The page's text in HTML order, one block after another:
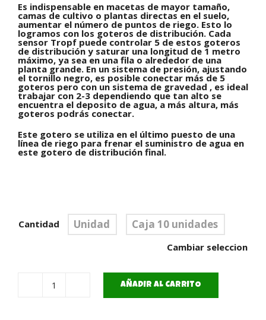
Precio
Normal
$3.790
.
hasta
$36.990
.
Es indispensable en macetas de mayor tamaño,
camas de cultivo o plantas directas en el suelo,
aumentar el número de puntos de riego. Esto lo
logramos con los goteros de distribución. Cada
sensor Tropf puede controlar 5 de estos goteros
de distribución y saturar una longitud de 1 metro
máximo, ya sea en una fila o alrededor de una
planta grande. En un sistema de presión, ajustando
el tornillo negro, es posible conectar más de 5
goteros pero con un sistema de gravedad , es ideal
trabajar con 2-3 dependiendo que tan alto se
encuentra el deposito de agua, a más altura, más
goteros podrás conectar.
Este gotero se utiliza en el último puesto de una
línea de riego para frenar el suministro de agua en
este gotero de distribución final.
Cantidad Unidad Caja 10 unidades
Cambiar seleccion
Gotero
Distribución
AÑADIR AL CARRITO